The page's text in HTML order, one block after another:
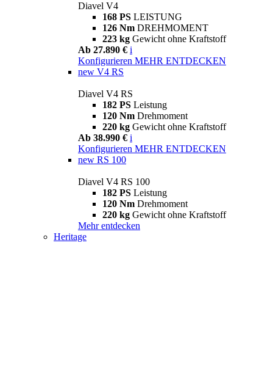
Diavel V4
168 PS LEISTUNG
126 Nm DREHMOMENT
223 kg Gewicht ohne Kraftstoff
Ab 27.890 € i
Konfigurieren MEHR ENTDECKEN
new V4 RS
Diavel V4 RS
182 PS Leistung
120 Nm Drehmoment
220 kg Gewicht ohne Kraftstoff
Ab 38.990 € i
Konfigurieren MEHR ENTDECKEN
new RS 100
Diavel V4 RS 100
182 PS Leistung
120 Nm Drehmoment
220 kg Gewicht ohne Kraftstoff
Mehr entdecken
Heritage